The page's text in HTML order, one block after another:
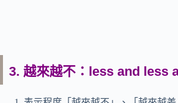
3. 越來越不：less and less